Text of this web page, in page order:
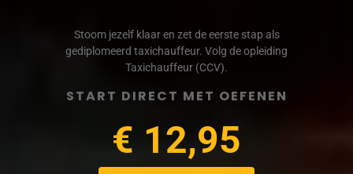
Stoom jezelf klaar en zet de eerste stap als
gediplomeerd taxichauffeur. Volg de opleiding
Taxichauffeur (CCV).
START DIRECT MET OEFENEN
€ 12,95